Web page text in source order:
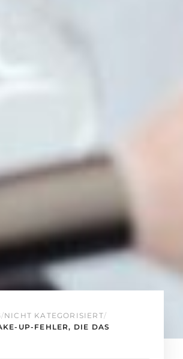
/NICHT KATEGORISIERT/
UP-FEHLER, DIE DAS